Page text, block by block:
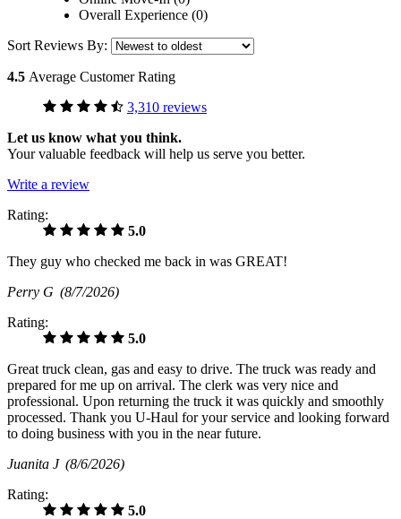
Overall Experience (0)
Sort Reviews By:
4.5 Average Customer Rating
3,310 reviews
Let us know what you think.
Your valuable feedback will help us serve you better.
Write a review
Rating:
5.0
They guy who checked me back in was GREAT!
Perry G (8/7/2026)
Rating:
5.0
Great truck clean, gas and easy to drive. The truck was ready and
prepared for me up on arrival. The clerk was very nice and
professional. Upon returning the truck it was quickly and smoothly
processed. Thank you U-Haul for your service and looking forward
to doing business with you in the near future.
Juanita J (8/6/2026)
Rating:
5.0